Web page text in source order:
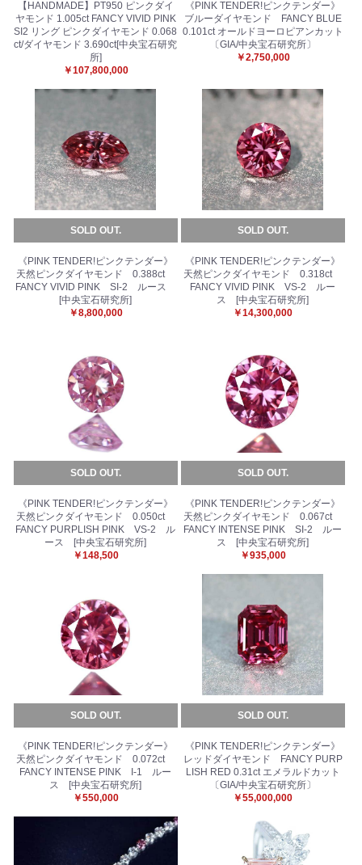
【HANDMADE】PT950 ピンクダイ
ヤモンド 1.005ct FANCY VIVID PINK
SI2 リング ピンクダイヤモンド 0.068
ct/ダイヤモンド 3.690ct[中央宝石研究
所]
￥107,800,000
《PINK TENDER!ピンクテンダー》
ブルーダイヤモンド FANCY BLUE
0.101ct オールドヨーロピアンカット
〔GIA/中央宝石研究所〕
￥2,750,000
SOLD OUT.
《PINK TENDER!ピンクテンダー》
天然ピンクダイヤモンド 0.388ct
FANCY VIVID PINK SI-2 ルース
[中央宝石研究所]
￥8,800,000
SOLD OUT.
《PINK TENDER!ピンクテンダー》
天然ピンクダイヤモンド 0.318ct
FANCY VIVID PINK VS-2 ルー
ス [中央宝石研究所]
￥14,300,000
SOLD OUT.
《PINK TENDER!ピンクテンダー》
天然ピンクダイヤモンド 0.050ct
FANCY PURPLISH PINK VS-2 ル
ース [中央宝石研究所]
￥148,500
SOLD OUT.
《PINK TENDER!ピンクテンダー》
天然ピンクダイヤモンド 0.067ct
FANCY INTENSE PINK SI-2 ルー
ス [中央宝石研究所]
￥935,000
SOLD OUT.
《PINK TENDER!ピンクテンダー》
天然ピンクダイヤモンド 0.072ct
FANCY INTENSE PINK I-1 ルー
ス [中央宝石研究所]
￥550,000
SOLD OUT.
《PINK TENDER!ピンクテンダー》
レッドダイヤモンド FANCY PURP
LISH RED 0.31ct エメラルドカット
〔GIA/中央宝石研究所〕
￥55,000,000